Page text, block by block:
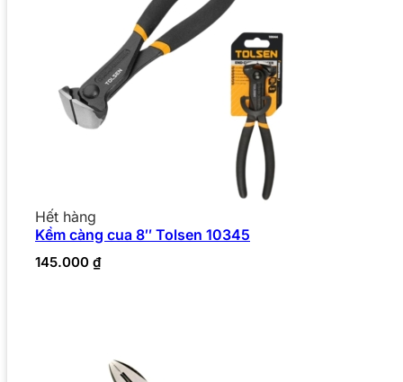
Hết hàng
Kềm càng cua 8″ Tolsen 10345
145.000 ₫